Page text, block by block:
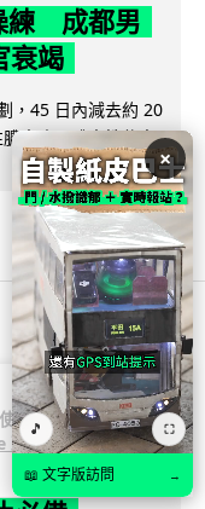
用
政
練 成都男
衰竭
，45 日內減去約 20
毒症、膿毒性休克
收同步獨
×
🎵 ⛶
📖 文字版訪問 →